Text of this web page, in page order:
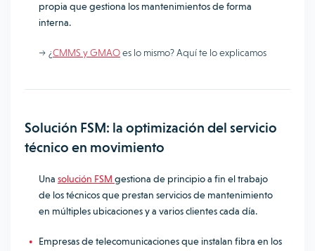
propia que gestiona los mantenimientos de forma
interna.
–> ¿CMMS y GMAOes lo mismo? Aquí te lo explicamos
Solución FSM: la optimización del servicio
técnico en movimiento
Una solución FSM gestiona de principio a fin el trabajo
de los técnicos que prestan servicios de mantenimiento
en múltiples ubicaciones y a varios clientes cada día.
Empresas de telecomunicaciones que instalan fibra en los